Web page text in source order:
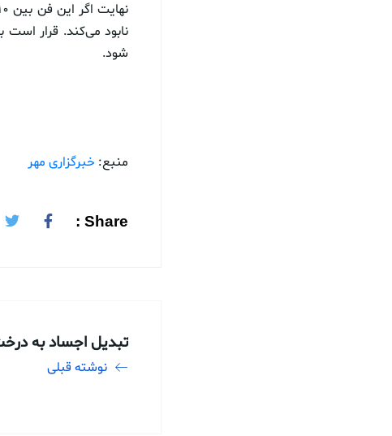
نابود می‌کند. قرار
شود.
منبع: خبرگزاری مهر
Share :
تبدیل اجساد به
نوشته قبلی